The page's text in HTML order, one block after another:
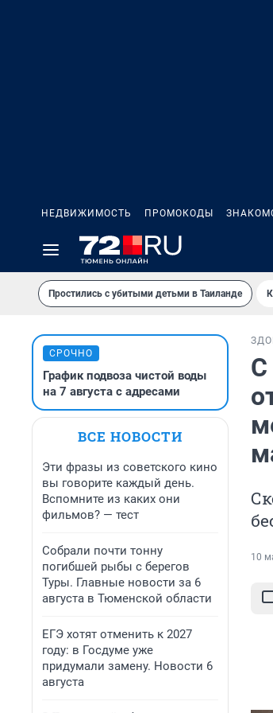
НЕДВИЖИМОСТЬ ПРОМОКОДЫ
Простились с убитыми детьми в Таиланде
СРОЧНО
График подвоза чистой воды
на 7 августа с адресами
ВСЕ НОВОСТИ
Эти фразы из советского кино
вы говорите каждый день.
Вспомните из каких они
фильмов? — тест
Собрали почти тонну
погибшей рыбы с берегов
Туры. Главные новости за 6
августа в Тюменской области
ЕГЭ хотят отменить к 2027
году: в Госдуме уже
придумали замену. Новости 6
августа
С
10